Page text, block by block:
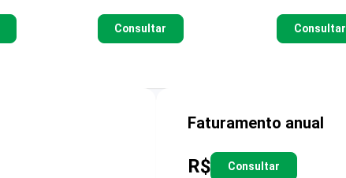
Consultar Consultar
Faturamento anual
R$ Consultar